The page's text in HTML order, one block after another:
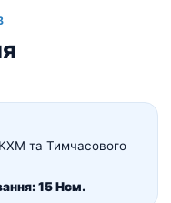
та Тимчасового
15 Нсм.